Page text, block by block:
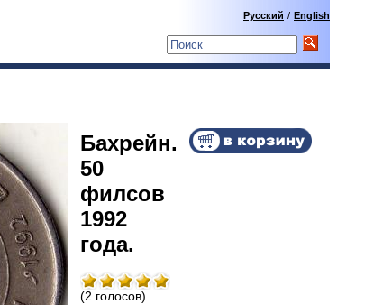
Русский / English
Бахрейн.
50
филсов
1992
года.
(2 голосов)